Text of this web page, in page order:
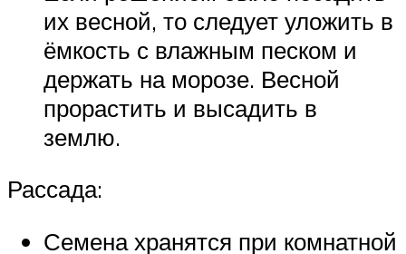
их весной, то следует уложить в
ёмкость с влажным песком и
держать на морозе. Весной
прорастить и высадить в
землю.
Рассада:
Семена хранятся при комнатной